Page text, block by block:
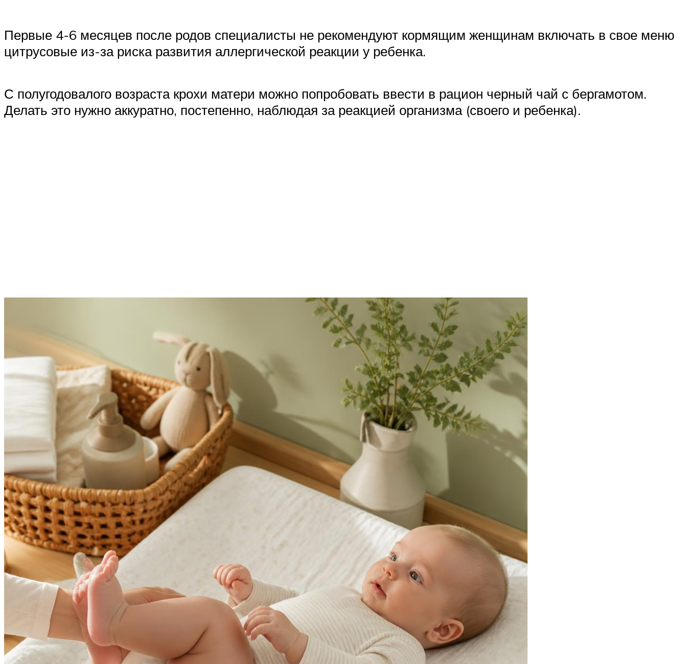
Первые 4-6 месяцев после родов специалисты не рекомендуют кормящим женщинам включать в свое меню
цитрусовые из-за риска развития аллергической реакции у ребенка.
С полугодовалого возраста крохи матери можно попробовать ввести в рацион черный чай с бергамотом.
Делать это нужно аккуратно, постепенно, наблюдая за реакцией организма (своего и ребенка).